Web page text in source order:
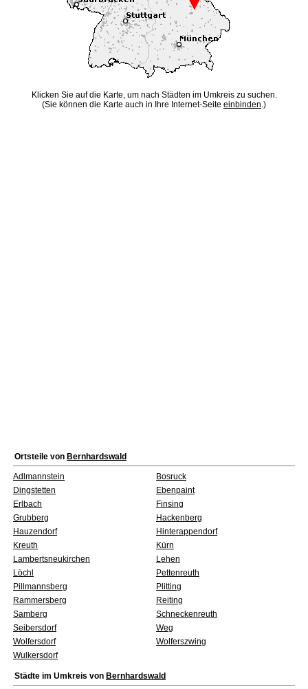
Klicken Sie auf die Karte, um nach Städten im Umkreis zu suchen.
(Sie können die Karte auch in Ihre Internet-Seite einbinden.)
Ortsteile von Bernhardswald
Adlmannstein
Bosruck
Dingstetten
Ebenpaint
Erlbach
Finsing
Grubberg
Hackenberg
Hauzendorf
Hinterappendorf
Kreuth
Kürn
Lambertsneukirchen
Lehen
Löchl
Pettenreuth
Pillmannsberg
Plitting
Rammersberg
Reiting
Samberg
Schneckenreuth
Seibersdorf
Weg
Wolfersdorf
Wolferszwing
Wulkersdorf
Städte im Umkreis von Bernhardswald